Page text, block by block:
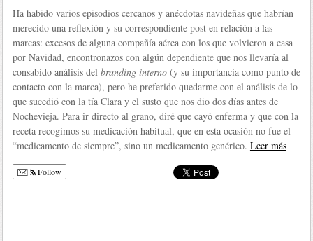
Ha habido varios episodios cercanos y anécdotas navideñas que habrían
merecido una reflexión y su correspondiente post en relación a las
marcas: excesos de alguna compañía aérea con los que volvieron a casa
por Navidad, encontronazos con algún dependiente que nos llevaría al
consabido análisis del branding interno (y su importancia como punto de
contacto con la marca), pero he preferido quedarme con el análisis de lo
que sucedió con la tía Clara y el susto que nos dio dos días antes de
Nochevieja. Para ir directo al grano, diré que cayó enferma y que con la
receta recogimos su medicación habitual, que en esta ocasión no fue el
“medicamento de siempre”, sino un medicamento genérico. Leer más
Follow